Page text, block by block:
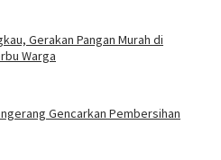
Gerakan Pangan Murah di
Warga
Gencarkan Pembersihan